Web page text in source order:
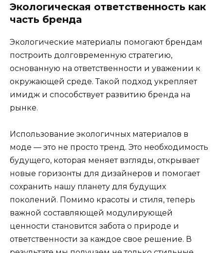
Экологическая ответственность как
часть бренда
Экологические материалы помогают брендам
построить долговременную стратегию,
основанную на ответственности и уважении к
окружающей среде. Такой подход укрепляет
имидж и способствует развитию бренда на
рынке.
Использование экологичных материалов в
моде — это не просто тренд. Это необходимость
будущего, которая меняет взгляды, открывает
новые горизонты для дизайнеров и помогает
сохранить нашу планету для будущих
поколений. Помимо красоты и стиля, теперь
важной составляющей модулирующей
ценности становится забота о природе и
ответственности за каждое свое решение. В